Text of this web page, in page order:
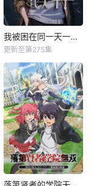
我被困在同一天一千年动态漫
更新至第275集